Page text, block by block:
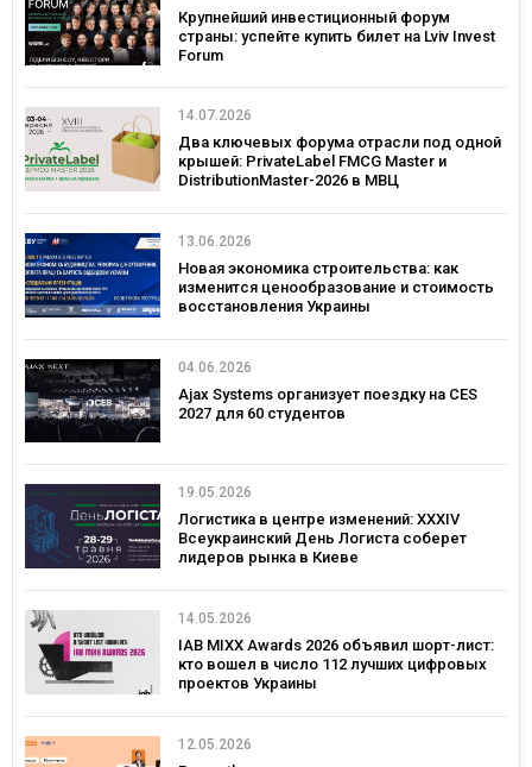
Крупнейший инвестиционный форум
страны: успейте купить билет на Lviv Invest
Forum
14.07.2026
Два ключевых форума отрасли под одной
крышей: PrivateLabel FMCG Master и
DistributionMaster-2026 в МВЦ
13.06.2026
Новая экономика строительства: как
изменится ценообразование и стоимость
восстановления Украины
04.06.2026
Ajax Systems организует поездку на CES
2027 для 60 студентов
19.05.2026
Логистика в центре изменений: XXXIV
Всеукраинский День Логиста соберет
лидеров рынка в Киеве
14.05.2026
IAB MIXX Awards 2026 объявил шорт-лист:
кто вошел в число 112 лучших цифровых
проектов Украины
12.05.2026